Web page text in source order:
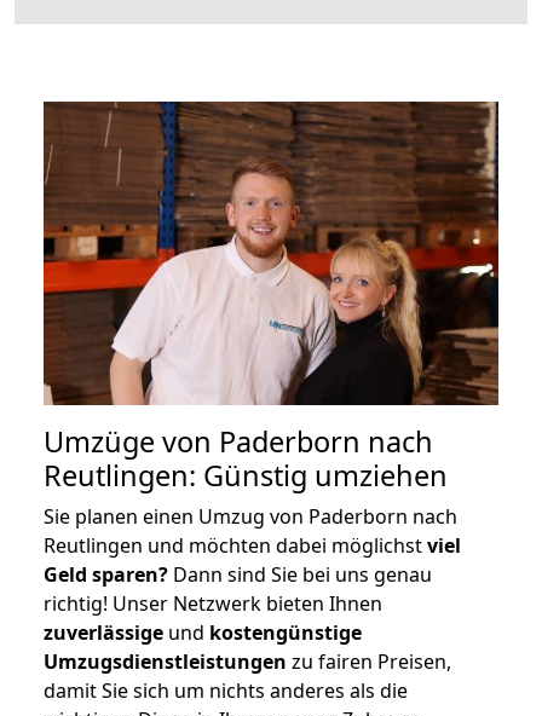
Umzüge von Paderborn nach
Reutlingen: Günstig umziehen
Sie planen einen Umzug von Paderborn nach
Reutlingen und möchten dabei möglichstviel
Geld sparen? Dann sind Sie bei uns genau
richtig! Unser Netzwerk bieten Ihnen
zuverlässige und kostengünstige
Umzugsdienstleistungen zu fairen Preisen,
damit Sie sich um nichts anderes als die